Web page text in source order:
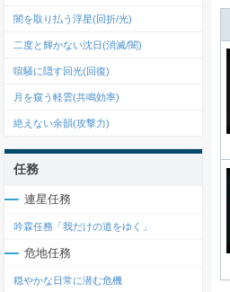
闇を取り払う浮星(回折/光)
二度と輝かない沈日(消滅/闇)
喧騒に隠す回光(回復)
月を窺う軽雲(共鳴効率)
絶えない余韻(攻撃力)
任務
連星任務
吟霖任務「我だけの道をゆく」
危地任務
穏やかな日常に潜む危機